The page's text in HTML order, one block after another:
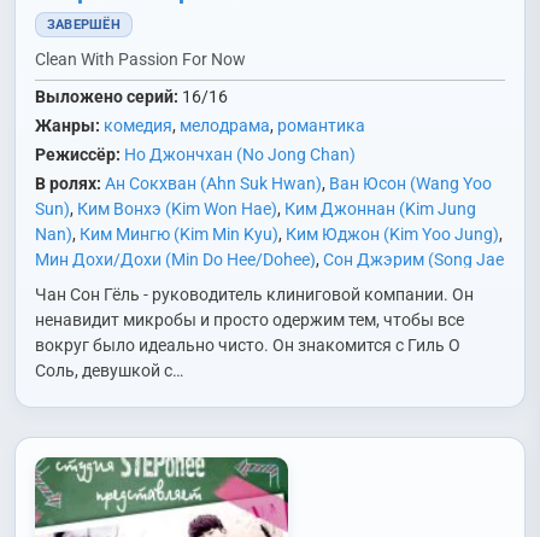
ЗАВЕРШЁН
Clean With Passion For Now
Выложено серий: 16/16
Жанры: комедия, мелодрама, романтика
Режиссёр: Но Джончхан (No Jong Chan)
В ролях: Ан Сокхван (Ahn Suk Hwan), Ван Юсон (Wang Yoo
Sun), Ким Вонхэ (Kim Won Hae), Ким Джоннан (Kim Jung
Nan), Ким Мингю (Kim Min Kyu), Ким Юджон (Kim Yoo Jung),
Мин Дохи/Дохи (Min Do Hee/Dohee), Сон Джэрим (Song Jae
Rim)
,У Хён (Woo Hyun) Хак Джин (Hak Jin)
Чха Инха (Cha
Юн Гюнсан (Yoon Gyun Sang)
Чан Сон Гёль - руководитель клиниговой компании. Он
ненавидит микробы и просто одержим тем, чтобы все
вокруг было идеально чисто. Он знакомится с Гиль О
Соль, девушкой с…